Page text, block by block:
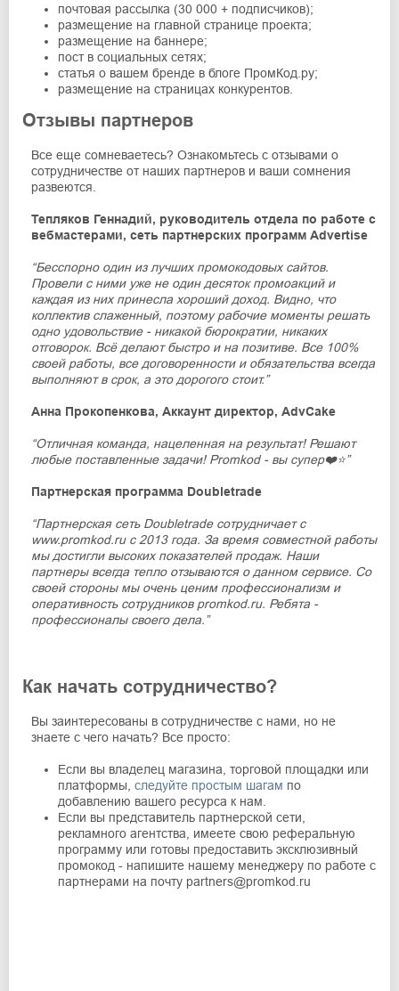
почтовая рассылка (30 000 + подписчиков);
размещение на главной странице проекта;
размещение на баннере;
пост в социальных сетях;
статья о вашем бренде в блоге ПромКод.ру;
размещение на страницах конкурентов.
Отзывы партнеров
Все еще сомневаетесь? Ознакомьтесь с отзывами о
сотрудничестве от наших партнеров и ваши сомнения
развеются.
Тепляков Геннадий, руководитель отдела по работе с
вебмастерами, сеть партнерских программ Advertise
“Бесспорно один из лучших промокодовых сайтов.
Провели с ними уже не один десяток промоакций и
каждая из них принесла хороший доход. Видно, что
коллектив слаженный, поэтому рабочие моменты решать
одно удовольствие - никакой бюрократии, никаких
отговорок. Всё делают быстро и на позитиве. Все 100%
своей работы, все договоренности и обязательства всегда
выполняют в срок, а это дорогого стоит.”
Анна Прокопенкова, Аккаунт директор, AdvCake
“Отличная команда, нацеленная на результат! Решают
любые поставленные задачи! Promkod - вы супер❤️⭐️”
Партнерская программа Doubletrade
“Партнерская сеть Doubletrade сотрудничает с
www.promkod.ru с 2013 года. За время совместной работы
мы достигли высоких показателей продаж. Наши
партнеры всегда тепло отзываются о данном сервисе. Со
своей стороны мы очень ценим профессионализм и
оперативность сотрудников promkod.ru. Ребята -
профессионалы своего дела.”
Как начать сотрудничество?
Вы заинтересованы в сотрудничестве с нами, но не
знаете с чего начать? Все просто:
Если вы владелец магазина, торговой площадки или
платформы, следуйте простым шагам по
добавлению вашего ресурса к нам.
Если вы представитель партнерской сети,
рекламного агентства, имеете свою реферальную
программу или готовы предоставить эксклюзивный
промокод - напишите нашему менеджеру по работе с
партнерами на почту partners@promkod.ru